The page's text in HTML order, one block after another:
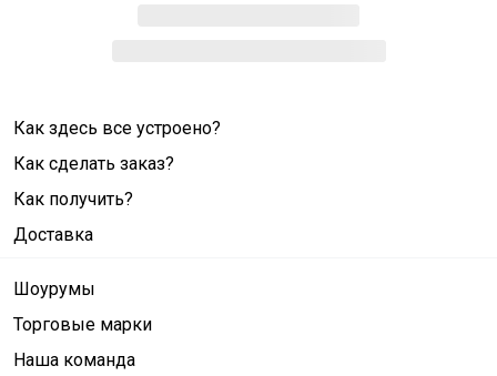
Как здесь все устроено?
Как сделать заказ?
Как получить?
Доставка
Шоурумы
Торговые марки
Наша команда